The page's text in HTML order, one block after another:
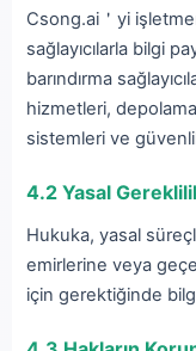
Csong.ai＇yi
sağlayıcılarla bilgi
barındırma
hizmetleri,
sistemleri ve güvenlik
4.2 Yasal
Hukuka, yasal
emirlerine veya
için gerektiğinde